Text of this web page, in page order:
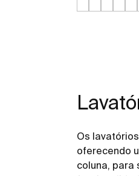
Os
oferecendo
coluna, para